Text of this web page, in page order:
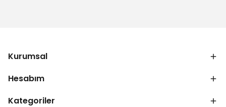
Kurumsal
Hesabım
Kategoriler